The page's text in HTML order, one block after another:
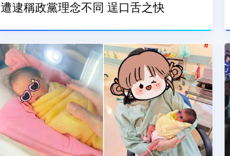
遭逮稱政黨理念不同 逞口舌之快